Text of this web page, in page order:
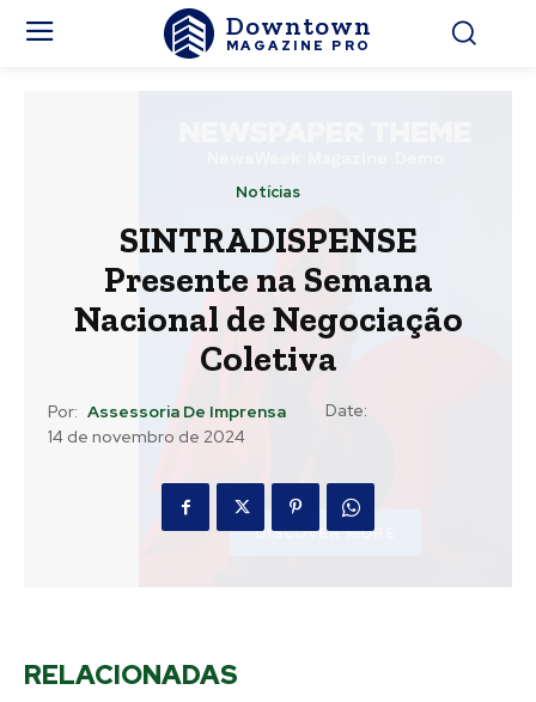
Downtown
MAGAZINE PRO
Notícias
SINTRADISPENSE
Presente na Semana
Nacional de Negociação
Coletiva
Por: Assessoria De Imprensa
Date:
14 de novembro de 2024
RELACIONADAS